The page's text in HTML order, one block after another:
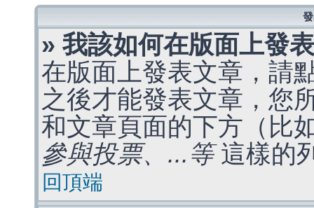
» 我該如何在版面上發
在版面上發表文章，請
之後才能發表文章，您
和文章頁面的下方（比
參與投票、...等這樣的
回頂端